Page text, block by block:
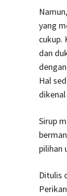
yang
cukup.
dan
Hal
Sirup
pilihan
Ditulis